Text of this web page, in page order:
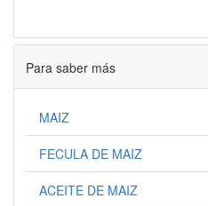
Para saber más
MAIZ
FECULA DE MAIZ
ACEITE DE MAIZ